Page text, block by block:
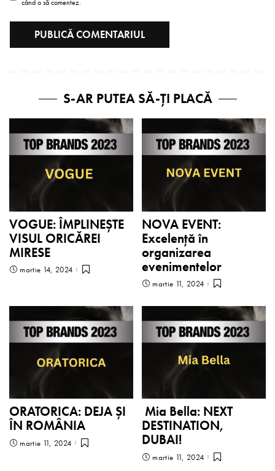
când o să comentez.
S-AR PUTEA SĂ-ȚI PLACĂ
VOGUE: ÎMPLINEȘTE
VISUL ORICĂREI
MIRESE
martie 14, 2024
NOVA EVENT:
Excelență în
organizarea
evenimentelor
martie 11, 2024
ORATORICA: DEJA ȘI
ÎN ROMÂNIA
martie 11, 2024
Mia Bella: NEXT
DESTINATION,
DUBAI!
martie 11, 2024